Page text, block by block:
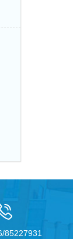
85227931